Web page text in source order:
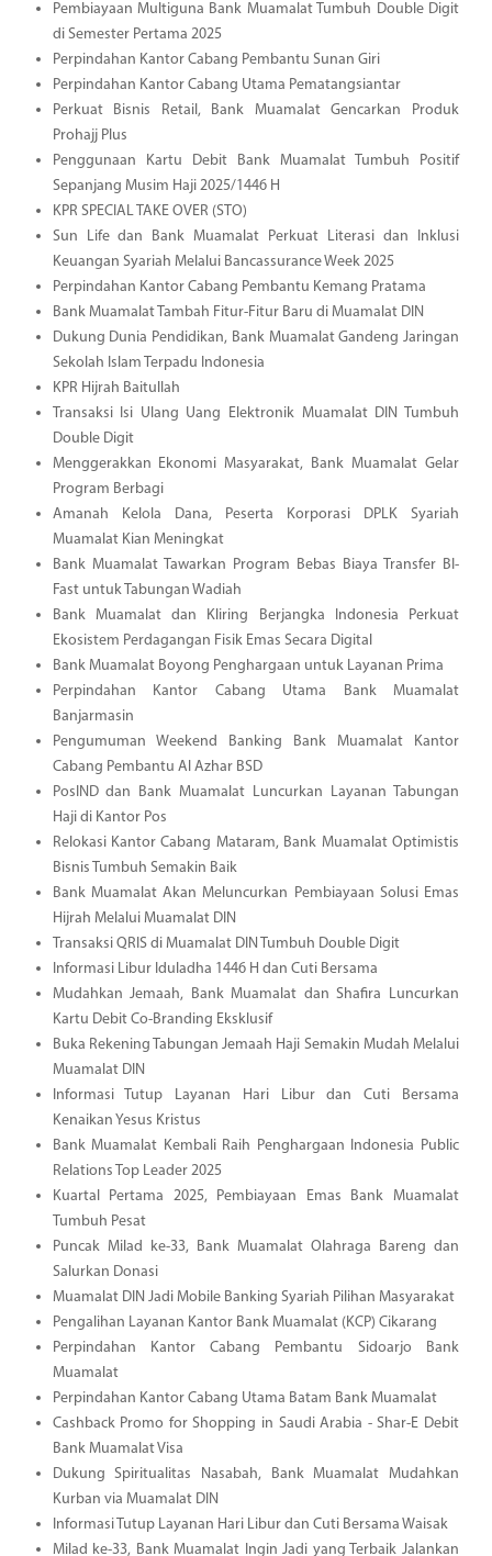
Pembiayaan Multiguna Bank Muamalat Tumbuh Double Digit
di Semester Pertama 2025
Perpindahan Kantor Cabang Pembantu Sunan Giri
Perpindahan Kantor Cabang Utama Pematangsiantar
Perkuat Bisnis Retail, Bank Muamalat Gencarkan Produk
Prohajj Plus
Penggunaan Kartu Debit Bank Muamalat Tumbuh Positif
Sepanjang Musim Haji 2025/1446 H
KPR SPECIAL TAKE OVER (STO)
Sun Life dan Bank Muamalat Perkuat Literasi dan Inklusi
Keuangan Syariah Melalui Bancassurance Week 2025
Perpindahan Kantor Cabang Pembantu Kemang Pratama
Bank Muamalat Tambah Fitur-Fitur Baru di Muamalat DIN
Dukung Dunia Pendidikan, Bank Muamalat Gandeng Jaringan
Sekolah Islam Terpadu Indonesia
KPR Hijrah Baitullah
Transaksi Isi Ulang Uang Elektronik Muamalat DIN Tumbuh
Double Digit
Menggerakkan Ekonomi Masyarakat, Bank Muamalat Gelar
Program Berbagi
Amanah Kelola Dana, Peserta Korporasi DPLK Syariah
Muamalat Kian Meningkat
Bank Muamalat Tawarkan Program Bebas Biaya Transfer BI-
Fast untuk Tabungan Wadiah
Bank Muamalat dan Kliring Berjangka Indonesia Perkuat
Ekosistem Perdagangan Fisik Emas Secara Digital
Bank Muamalat Boyong Penghargaan untuk Layanan Prima
Perpindahan Kantor Cabang Utama Bank Muamalat
Banjarmasin
Pengumuman Weekend Banking Bank Muamalat Kantor
Cabang Pembantu Al Azhar BSD
PosIND dan Bank Muamalat Luncurkan Layanan Tabungan
Haji di Kantor Pos
Relokasi Kantor Cabang Mataram, Bank Muamalat Optimistis
Bisnis Tumbuh Semakin Baik
Bank Muamalat Akan Meluncurkan Pembiayaan Solusi Emas
Hijrah Melalui Muamalat DIN
Transaksi QRIS di Muamalat DIN Tumbuh Double Digit
Informasi Libur Iduladha 1446 H dan Cuti Bersama
Mudahkan Jemaah, Bank Muamalat dan Shafira Luncurkan
Kartu Debit Co-Branding Eksklusif
Buka Rekening Tabungan Jemaah Haji Semakin Mudah Melalui
Muamalat DIN
Informasi Tutup Layanan Hari Libur dan Cuti Bersama
Kenaikan Yesus Kristus
Bank Muamalat Kembali Raih Penghargaan Indonesia Public
Relations Top Leader 2025
Kuartal Pertama 2025, Pembiayaan Emas Bank Muamalat
Tumbuh Pesat
Puncak Milad ke-33, Bank Muamalat Olahraga Bareng dan
Salurkan Donasi
Muamalat DIN Jadi Mobile Banking Syariah Pilihan Masyarakat
Pengalihan Layanan Kantor Bank Muamalat (KCP) Cikarang
Perpindahan Kantor Cabang Pembantu Sidoarjo Bank
Muamalat
Perpindahan Kantor Cabang Utama Batam Bank Muamalat
Cashback Promo for Shopping in Saudi Arabia - Shar-E Debit
Bank Muamalat Visa
Dukung Spiritualitas Nasabah, Bank Muamalat Mudahkan
Kurban via Muamalat DIN
Informasi Tutup Layanan Hari Libur dan Cuti Bersama Waisak
Milad ke-33, Bank Muamalat Ingin Jadi yang Terbaik Jalankan